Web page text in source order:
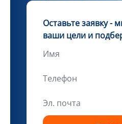
Оставьте заявку -
ваши цели и